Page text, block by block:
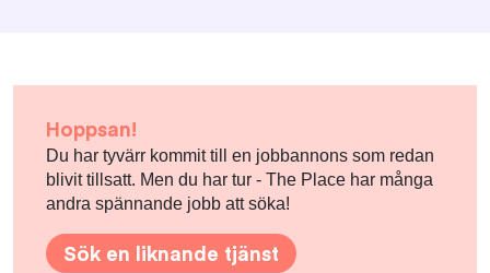
Hoppsan!
Du har tyvärr kommit till en jobbannons som redan
blivit tillsatt. Men du har tur - The Place har många
andra spännande jobb att söka!
Sök en liknande tjänst